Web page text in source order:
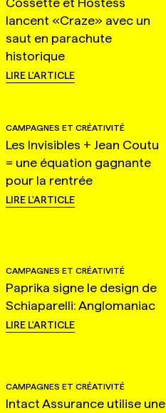
lancent «Craze» avec un
saut en parachute
historique
LIRE L'ARTICLE
CAMPAGNES ET CRÉATIVITÉ
Les Invisibles + Jean Coutu
= une équation gagnante
pour la rentrée
LIRE L'ARTICLE
CAMPAGNES ET CRÉATIVITÉ
Paprika signe le design de
Schiaparelli: Anglomaniac
LIRE L'ARTICLE
CAMPAGNES ET CRÉATIVITÉ
Intact Assurance utilise une